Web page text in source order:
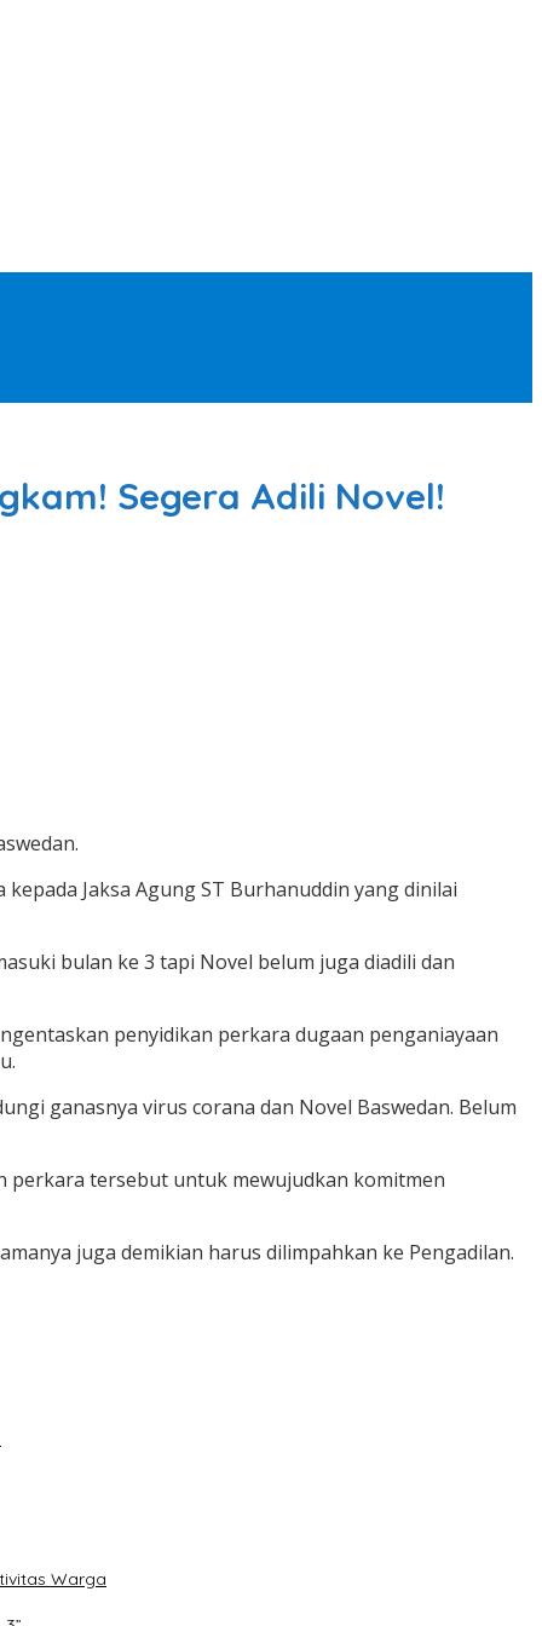
Segera Adili Novel!
Jaksa Agung ST Burhanuddin yang dinilai
bulan ke 3 tapi Novel belum juga diadili dan
penyidikan perkara dugaan penganiayaan
ganasnya virus corana dan Novel Baswedan. Belum
perkara tersebut untuk mewujudkan komitmen
juga demikian harus dilimpahkan ke Pengadilan.
Warga